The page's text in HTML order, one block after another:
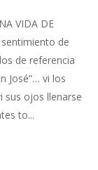
VIDA DE
de
de referencia
José”… vi los
sus ojos llenarse
to...